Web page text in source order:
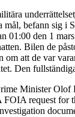
befann
den 1
Bilen de
att de var
Den
Minister
request